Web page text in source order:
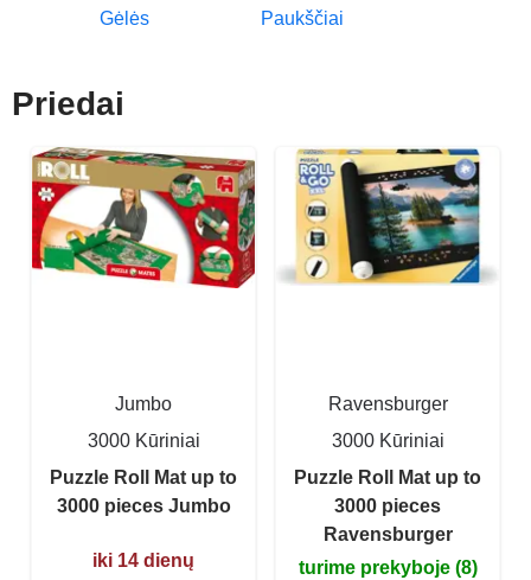
Gėlės Paukščiai
Priedai
Jumbo
3000 Kūriniai
Puzzle Roll Mat up to
3000 pieces Jumbo
iki 14 dienų
Ravensburger
3000 Kūriniai
Puzzle Roll Mat up to
3000 pieces
Ravensburger
turime prekyboje (8)